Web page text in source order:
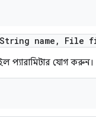
name , File
প্যারামিটার যোগ করুন।